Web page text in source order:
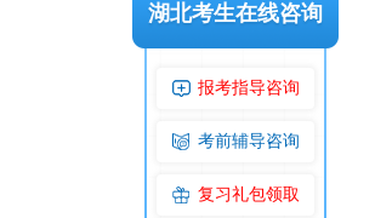
湖北考生在线咨询
报考指导咨询
考前辅导咨询
复习礼包领取